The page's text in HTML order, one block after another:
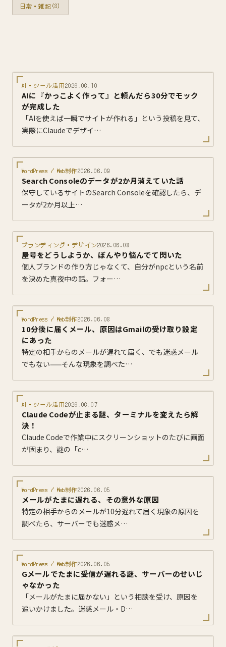
日常・雑記(8)
AI・ツール活用2026.06.10
AIに『かっこよく作って』と頼んだら30分でモック
が完成した
「AIを使えば一瞬でサイトが作れる」という投稿を見て、
実際にClaudeでデザイ…
WordPress / Web制作2026.06.09
Search Consoleのデータが2か月消えていた話
保守しているサイトのSearch Consoleを確認したら、デ
ータが2か月以上…
ブランディング・デザイン2026.06.08
屋号をどうしようか、ぼんやり悩んでて閃いた
個人ブランドの作り方じゃなくて、自分がnpcという名前
を決めた真夜中の話。フォー…
WordPress / Web制作2026.06.08
10分後に届くメール、原因はGmailの受け取り設定
にあった
特定の相手からのメールが遅れて届く、でも迷惑メール
でもない——そんな現象を調べた…
AI・ツール活用2026.06.07
Claude Codeが止まる謎、ターミナルを変えたら解
決！
Claude Codeで作業中にスクリーンショットのたびに画面
が固まり、謎の「c…
WordPress / Web制作2026.06.05
メールがたまに遅れる、その意外な原因
特定の相手からのメールが10分遅れて届く現象の原因を
調べたら、サーバーでも迷惑メ…
WordPress / Web制作2026.06.05
Gメールでたまに受信が遅れる謎、サーバーのせいじ
ゃなかった
「メールがたまに届かない」という相談を受け、原因を
追いかけました。迷惑メール・D…